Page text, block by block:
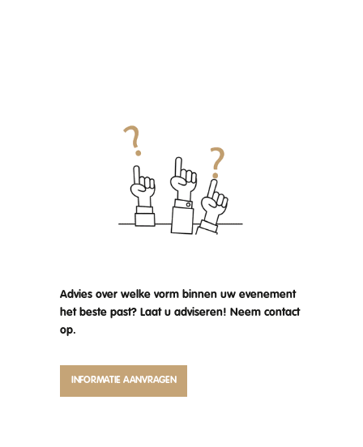
Advies over welke vorm binnen uw evenement
het beste past? Laat u adviseren! Neem contact
op.
INFORMATIE AANVRAGEN